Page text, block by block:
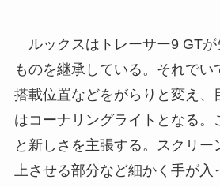
ルックスはトレーサー9 GTが
ものを継承している。それでい
搭載位置などをがらりと変え、
はコーナリングライトとなる。
と新しさを主張する。スクリー
上させる部分など細かく手が入